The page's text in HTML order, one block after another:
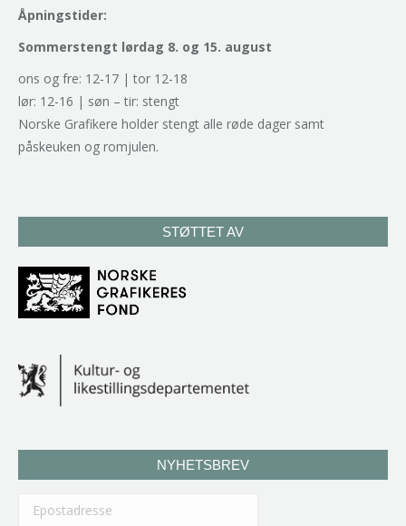
Åpningstider:
Sommerstengt lørdag 8. og 15. august
ons og fre: 12-17 | tor 12-18
lør: 12-16 | søn – tir: stengt
Norske Grafikere holder stengt alle røde dager samt
påskeuken og romjulen.
STØTTET AV
NYHETSBREV